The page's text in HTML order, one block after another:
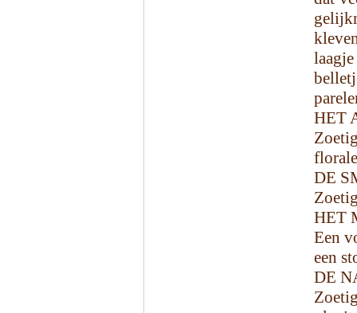
HET
DE
HET
Een
een
DE